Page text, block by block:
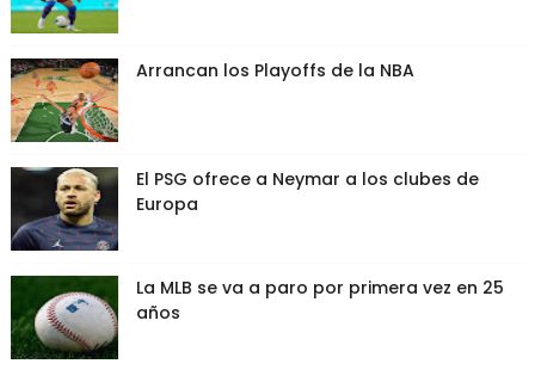
Arrancan los Playoffs de la NBA
El PSG ofrece a Neymar a los clubes de
Europa
La MLB se va a paro por primera vez en 25
años